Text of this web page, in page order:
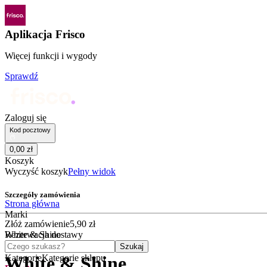
Aplikacja Frisco
Więcej funkcji i wygody
Sprawdź
Zaloguj się
Kod pocztowy
0,00 zł
Koszyk
Wyczyść koszykPełny widok
Szczegóły zamówienia
Złóż zamówienie5,90 zł
Rezerwacja dostawy
Czego szukasz?
Szukaj
KategorieKategorie sklepu
Strona główna
Marki
White & Shine